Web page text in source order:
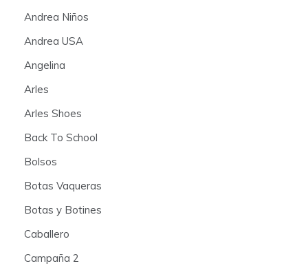
Andrea Niños
Andrea USA
Angelina
Arles
Arles Shoes
Back To School
Bolsos
Botas Vaqueras
Botas y Botines
Caballero
Campaña 2